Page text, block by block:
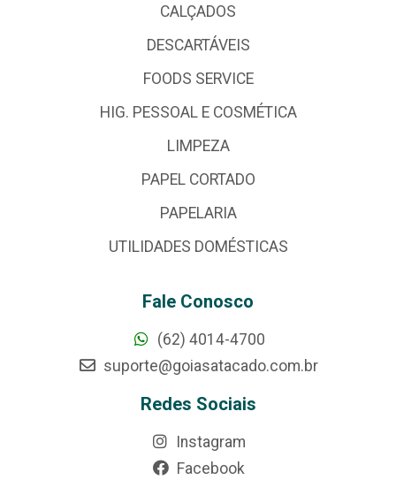
CALÇADOS
DESCARTÁVEIS
FOODS SERVICE
HIG. PESSOAL E COSMÉTICA
LIMPEZA
PAPEL CORTADO
PAPELARIA
UTILIDADES DOMÉSTICAS
Fale Conosco
(62) 4014-4700
suporte@goiasatacado.com.br
Redes Sociais
Instagram
Facebook